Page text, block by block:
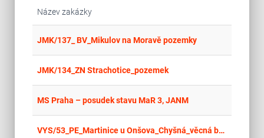
Název zakázky
JMK/137_ BV_Mikulov na Moravě pozemky
JMK/134_ZN Strachotice_pozemek
MS Praha – posudek stavu MaR 3, JANM
VYS/53_PE_Martinice u Onšova_Chyšná_věcná břemena